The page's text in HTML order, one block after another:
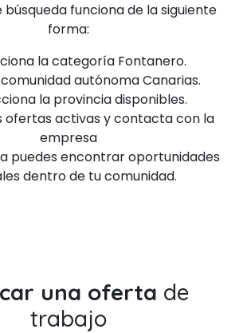
búsqueda funciona de la siguiente
forma:
la categoría Fontanero.
comunidad autónoma Canarias.
la provincia disponibles.
ofertas activas y contacta con la
empresa
puedes encontrar oportunidades
dentro de tu comunidad.
una oferta de
trabajo